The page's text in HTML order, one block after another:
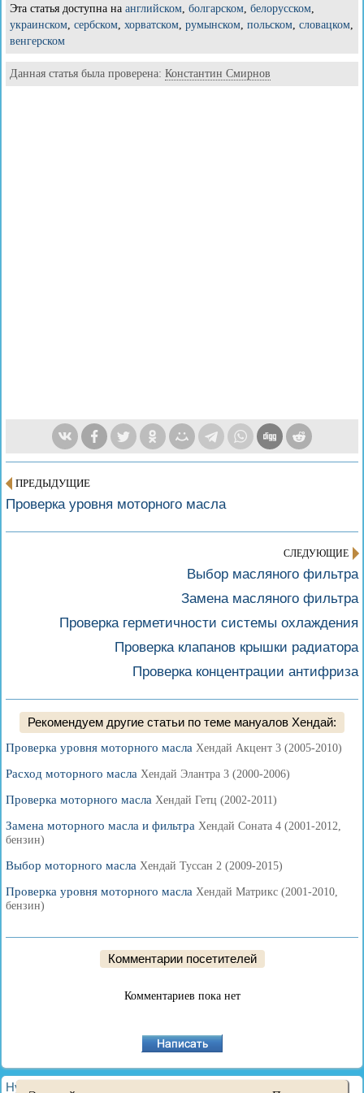
Эта статья доступна на английском, болгарском, белорусском,
украинском, сербском, хорватском, румынском, польском, словацком,
венгерском
Данная статья была проверена: Константин Смирнов
ПРЕДЫДУЩИЕ
Проверка уровня моторного масла
СЛЕДУЮЩИЕ
Выбор масляного фильтра
Замена масляного фильтра
Проверка герметичности системы охлаждения
Проверка клапанов крышки радиатора
Проверка концентрации антифриза
Рекомендуем другие статьи по теме мануалов Хендай:
Проверка уровня моторного масла Хендай Акцент 3 (2005-2010)
Расход моторного масла Хендай Элантра 3 (2000-2006)
Проверка моторного масла Хендай Гетц (2002-2011)
Замена моторного масла и фильтра Хендай Соната 4 (2001-2012,
бензин)
Выбор моторного масла Хендай Туссан 2 (2009-2015)
Проверка уровня моторного масла Хендай Матрикс (2001-2010,
бензин)
Комментарии посетителей
Комментариев пока нет
HyundaiBook.ru © 2018-2026 ·